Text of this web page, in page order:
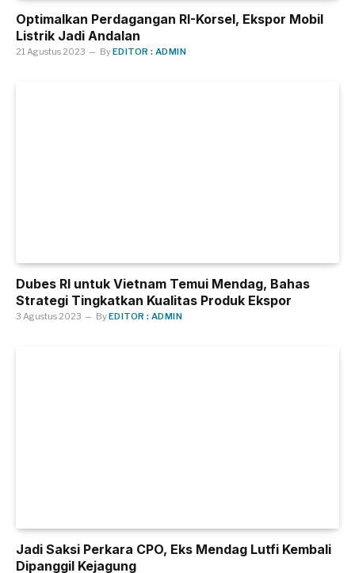
Optimalkan Perdagangan RI-Korsel, Ekspor Mobil
Listrik Jadi Andalan
21 Agustus 2023 ByEDITOR : ADMIN
Dubes RI untuk Vietnam Temui Mendag, Bahas
Strategi Tingkatkan Kualitas Produk Ekspor
3 Agustus 2023 ByEDITOR : ADMIN
Jadi Saksi Perkara CPO, Eks Mendag Lutfi Kembali
Dipanggil Kejagung